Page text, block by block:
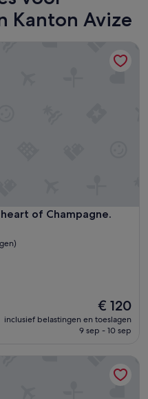
Kanton Avize
of Champagne.
of Champagne.
De
prijs
is
€ 120
inclusief belastingen en toeslagen
9 sep - 10 sep
Blancs near Epernay, the